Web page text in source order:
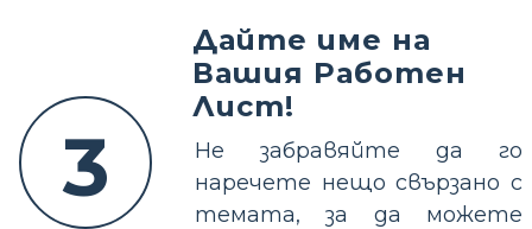
3
Дайте име на
Вашия Работен
Лист!
Не забравяйте да го
наречете нещо свързано с
темата, за да можете